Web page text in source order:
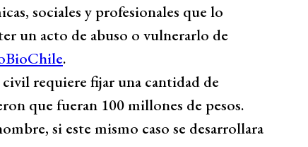
sociales y profesionales que lo
un acto de abuso o vulnerarlo de
.
requiere fijar una cantidad de
que fueran 100 millones de pesos.
si este mismo caso se desarrollara